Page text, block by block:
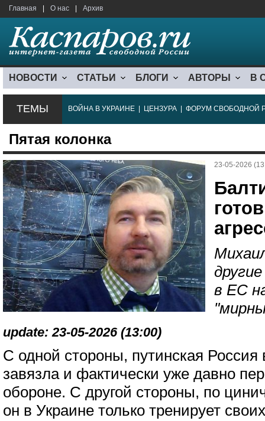
Главная О нас Архив
НОВОСТИ СТАТЬИ БЛОГИ АВТОРЫ В
ТЕМЫ ВОЙНА В УКРАИНЕ ЦЕНЗУРА ФОРУМ СВОБОДНОЙ
Пятая колонка
23-05-2026
в ЕС
update: 23-05-2026 (13:00)
С одной стороны, путинская Россия
завязла и фактически уже давно
обороне. С другой стороны, по
он в Украине только тренирует